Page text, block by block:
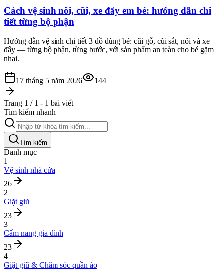
Cách vệ sinh nôi, cũi, xe đẩy em bé: hướng dẫn chi
tiết từng bộ phận
Hướng dẫn vệ sinh chi tiết 3 đồ dùng bé: cũi gỗ, cũi sắt, nôi và xe
đẩy — từng bộ phận, từng bước, với sản phẩm an toàn cho bé gặm
nhai.
17 tháng 5 năm 2026 144
Trang 1 / 1 - 1 bài viết
Tìm kiếm nhanh
Tìm kiếm
Danh mục
1
Vệ sinh nhà cửa
26
2
Giặt giũ
23
3
Cẩm nang gia đình
23
4
Giặt giũ & Chăm sóc quần áo